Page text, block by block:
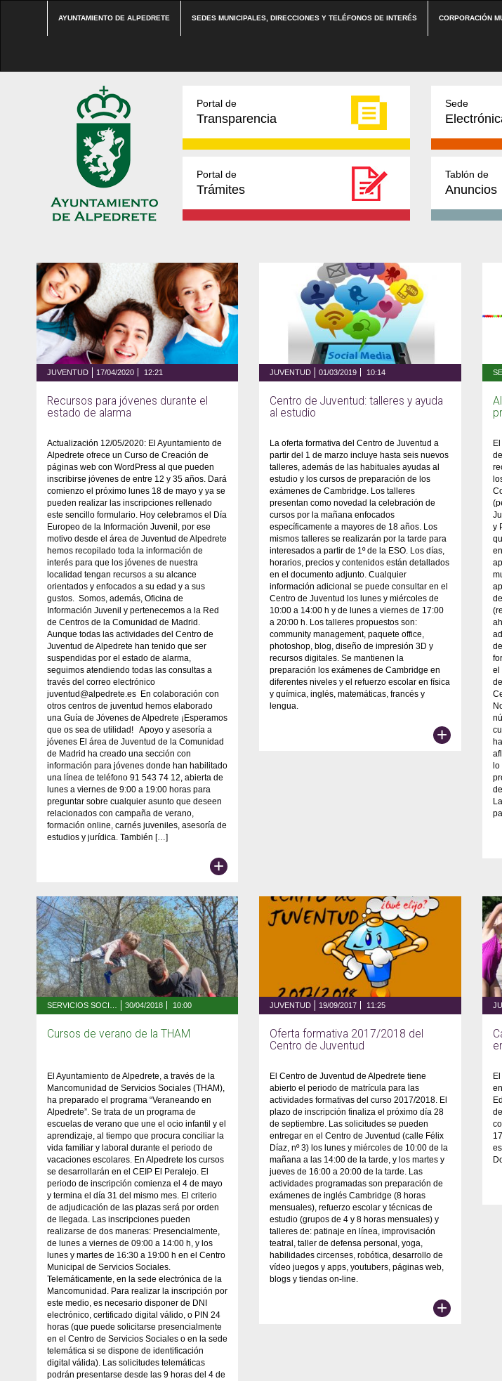
AYUNTAMIENTO DE ALPEDRETE SEDES MUNICIPALES, DIRECCIONES Y TELÉFONOS DE INTERÉS CORPORACIÓN
Portal de
Transparencia
Sede
Portal de
Trámites
Tablón de
Anuncios
JUVENTUD 17/04/2020 12:21
Recursos para jóvenes durante el
estado de alarma
Actualización 12/05/2020: El Ayuntamiento de
Alpedrete ofrece un Curso de Creación de
páginas web con WordPress al que pueden
inscribirse jóvenes de entre 12 y 35 años. Dará
comienzo el próximo lunes 18 de mayo y ya se
pueden realizar las inscripciones rellenado
este sencillo formulario. Hoy celebramos el Día
Europeo de la Información Juvenil, por ese
motivo desde el área de Juventud de Alpedrete
hemos recopilado toda la información de
interés para que los jóvenes de nuestra
localidad tengan recursos a su alcance
orientados y enfocados a su edad y a sus
gustos. Somos, además, Oficina de
Información Juvenil y pertenecemos a la Red
de Centros de la Comunidad de Madrid.
Aunque todas las actividades del Centro de
Juventud de Alpedrete han tenido que ser
suspendidas por el estado de alarma,
seguimos atendiendo todas las consultas a
través del correo electrónico
juventud@alpedrete.es En colaboración con
otros centros de juventud hemos elaborado
una Guía de Jóvenes de Alpedrete ¡Esperamos
que os sea de utilidad! Apoyo y asesoría a
jóvenes El área de Juventud de la Comunidad
de Madrid ha creado una sección con
información para jóvenes donde han habilitado
una línea de teléfono 91 543 74 12, abierta de
lunes a viernes de 9:00 a 19:00 horas para
preguntar sobre cualquier asunto que deseen
relacionados con campaña de verano,
formación online, carnés juveniles, asesoría de
estudios y jurídica. También […]
+
JUVENTUD 01/03/2019 10:14
Centro de Juventud: talleres y ayuda
al estudio
La oferta formativa del Centro de Juventud a
partir del 1 de marzo incluye hasta seis nuevos
talleres, además de las habituales ayudas al
estudio y los cursos de preparación de los
exámenes de Cambridge. Los talleres
presentan como novedad la celebración de
cursos por la mañana enfocados
específicamente a mayores de 18 años. Los
mismos talleres se realizarán por la tarde para
interesados a partir de 1º de la ESO. Los días,
horarios, precios y contenidos están detallados
en el documento adjunto. Cualquier
información adicional se puede consultar en el
Centro de Juventud los lunes y miércoles de
10:00 a 14:00 h y de lunes a viernes de 17:00
a 20:00 h. Los talleres propuestos son:
community management, paquete office,
photoshop, blog, diseño de impresión 3D y
recursos digitales. Se mantienen la
preparación los exámenes de Cambridge en
diferentes niveles y el refuerzo escolar en física
y química, inglés, matemáticas, francés y
lengua.
+
y
el
lo
SERVICIOS SOCIALES, FAMILIA Y MAYORES 30/04/2018 10:00
Cursos de verano de la THAM
El Ayuntamiento de Alpedrete, a través de la
Mancomunidad de Servicios Sociales (THAM),
ha preparado el programa “Veraneando en
Alpedrete”. Se trata de un programa de
escuelas de verano que une el ocio infantil y el
aprendizaje, al tiempo que procura conciliar la
vida familiar y laboral durante el periodo de
vacaciones escolares. En Alpedrete los cursos
se desarrollarán en el CEIP El Peralejo. El
periodo de inscripción comienza el 4 de mayo
y termina el día 31 del mismo mes. El criterio
de adjudicación de las plazas será por orden
de llegada. Las inscripciones pueden
realizarse de dos maneras: Presencialmente,
de lunes a viernes de 09:00 a 14:00 h, y los
lunes y martes de 16:30 a 19:00 h en el Centro
Municipal de Servicios Sociales.
Telemáticamente, en la sede electrónica de la
Mancomunidad. Para realizar la inscripción por
este medio, es necesario disponer de DNI
electrónico, certificado digital válido, o PIN 24
horas (que puede solicitarse presencialmente
en el Centro de Servicios Sociales o en la sede
telemática si se dispone de identificación
digital válida). Las solicitudes telemáticas
podrán presentarse desde las 9 horas del 4 de
JUVENTUD 19/09/2017 11:25
Oferta formativa 2017/2018 del
Centro de Juventud
El Centro de Juventud de Alpedrete tiene
abierto el periodo de matrícula para las
actividades formativas del curso 2017/2018. El
plazo de inscripción finaliza el próximo día 28
de septiembre. Las solicitudes se pueden
entregar en el Centro de Juventud (calle Félix
Díaz, nº 3) los lunes y miércoles de 10:00 de la
mañana a las 14:00 de la tarde, y los martes y
jueves de 16:00 a 20:00 de la tarde. Las
actividades programadas son preparación de
exámenes de inglés Cambridge (8 horas
mensuales), refuerzo escolar y técnicas de
estudio (grupos de 4 y 8 horas mensuales) y
talleres de: patinaje en línea, improvisación
teatral, taller de defensa personal, yoga,
habilidades circenses, robótica, desarrollo de
vídeo juegos y apps, youtubers, páginas web,
blogs y tiendas on-line.
+